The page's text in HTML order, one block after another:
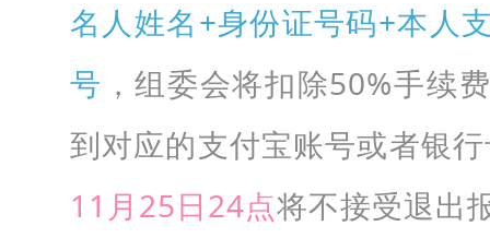
名人姓名+身份证号码+本人
号 ，组委会将扣除50%手续
到对应的支付宝账号或者银
11月25日24点将不接受退出